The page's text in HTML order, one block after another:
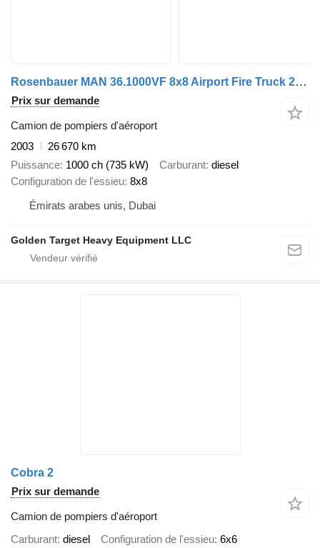
Rosenbauer MAN 36.1000VF 8x8 Airport Fire Truck 2003
Prix sur demande
Camion de pompiers d'aéroport
2003
26 670 km
Puissance 1000 ch (735 kW) Carburant diesel
Configuration de l'essieu 8x8
Émirats arabes unis, Dubai
Golden Target Heavy Equipment LLC
Cobra 2
Prix sur demande
Camion de pompiers d'aéroport
Carburant diesel Configuration de l'essieu 6x6